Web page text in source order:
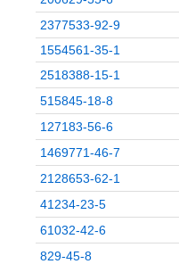
2377533-92-9
1554561-35-1
2518388-15-1
515845-18-8
127183-56-6
1469771-46-7
2128653-62-1
41234-23-5
61032-42-6
829-45-8